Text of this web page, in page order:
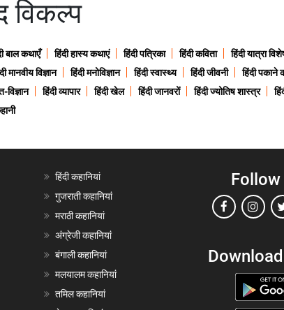
विकल्प
बाल कथाएँ हिंदी हास्य कथाएं हिंदी पत्रिका हिंदी कविता हिंदी यात्रा
मानवीय विज्ञान हिंदी मनोविज्ञान हिंदी स्वास्थ्य हिंदी जीवनी हिंदी पकाने
विज्ञान हिंदी व्यापार हिंदी खेल हिंदी जानवरों हिंदी ज्योतिष शास्त्र
हिंदी कहानियां
गुजराती कहानियां
मराठी कहानियां
अंग्रेजी कहानियां
बंगाली कहानियां
मलयालम कहानियां
तमिल कहानियां
Follow